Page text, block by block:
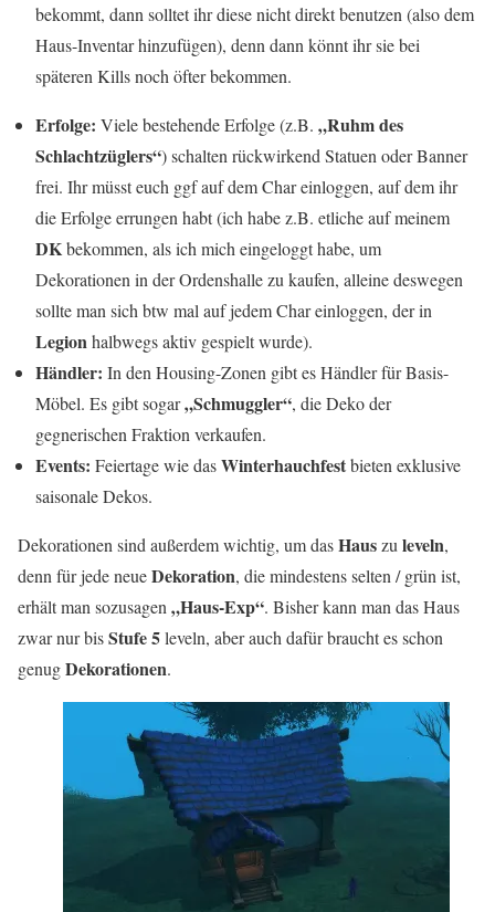
bekommt, dann solltet ihr diese nicht direkt benutzen (also dem
Haus-Inventar hinzufügen), denn dann könnt ihr sie bei
späteren Kills noch öfter bekommen.
Erfolge: Viele bestehende Erfolge (z.B. „Ruhm des
Schlachtzüglers“) schalten rückwirkend Statuen oder Banner
frei. Ihr müsst euch ggf auf dem Char einloggen, auf dem ihr
die Erfolge errungen habt (ich habe z.B. etliche auf meinem
DKbekommen, als ich mich eingeloggt habe, um
Dekorationen in der Ordenshalle zu kaufen, alleine deswegen
sollte man sich btw mal auf jedem Char einloggen, der in
Legionhalbwegs aktiv gespielt wurde).
Händler: In den Housing-Zonen gibt es Händler für Basis-
Möbel. Es gibt sogar„Schmuggler“, die Deko der
gegnerischen Fraktion verkaufen.
Events: Feiertage wie dasWinterhauchfestbieten exklusive
saisonale Dekos.
Dekorationen sind außerdem wichtig, um dasHauszu leveln,
denn für jede neueDekoration, die mindestens selten / grün ist,
erhält man sozusagen „Haus-Exp“. Bisher kann man das Haus
zwar nur bisStufe 5leveln, aber auch dafür braucht es schon
genugDekorationen.